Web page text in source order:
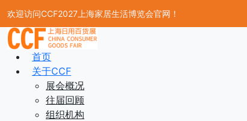
欢迎访问CCF2027上海家居生活博览会官网！
首页
关于CCF
展会概况
往届回顾
组织机构